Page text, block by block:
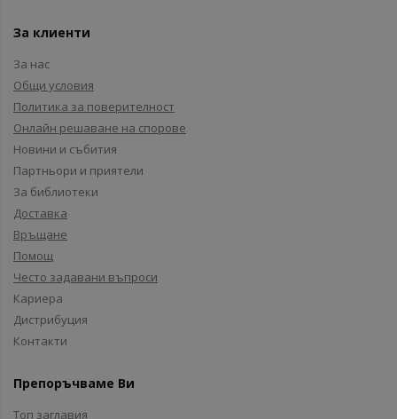
За клиенти
За нас
Общи условия
Политика за поверителност
Онлайн решаване на спорове
Новини и събития
Партньори и приятели
За библиотеки
Доставка
Връщане
Помощ
Често задавани въпроси
Кариера
Дистрибуция
Контакти
Препоръчваме Ви
Топ заглавия